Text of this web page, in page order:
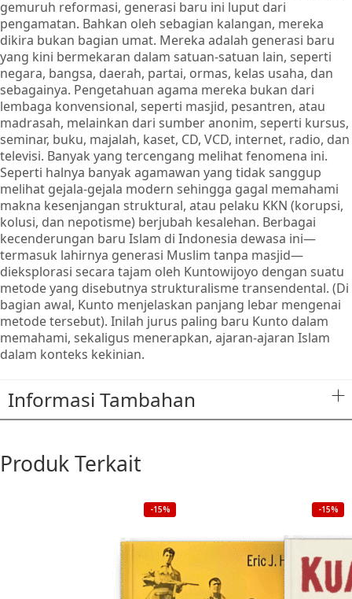
gemuruh reformasi, generasi baru ini luput dari
pengamatan. Bahkan oleh sebagian kalangan, mereka
dikira bukan bagian umat. Mereka adalah generasi baru
yang kini bermekaran dalam satuan-satuan lain, seperti
negara, bangsa, daerah, partai, ormas, kelas usaha, dan
sebagainya. Pengetahuan agama mereka bukan dari
lembaga konvensional, seperti masjid, pesantren, atau
madrasah, melainkan dari sumber anonim, seperti kursus,
seminar, buku, majalah, kaset, CD, VCD, internet, radio, dan
televisi. Banyak yang tercengang melihat fenomena ini.
Seperti halnya banyak agamawan yang tidak sanggup
melihat gejala-gejala modern sehingga gagal memahami
makna kesenjangan struktural, atau pelaku KKN (korupsi,
kolusi, dan nepotisme) berjubah kesalehan. Berbagai
kecenderungan baru Islam di Indonesia dewasa ini—
termasuk lahirnya generasi Muslim tanpa masjid—
dieksplorasi secara tajam oleh Kuntowijoyo dengan suatu
metode yang disebutnya strukturalisme transendental. (Di
bagian awal, Kunto menjelaskan panjang lebar mengenai
metode tersebut). Inilah jurus paling baru Kunto dalam
memahami, sekaligus menerapkan, ajaran-ajaran Islam
dalam konteks kekinian.
Informasi Tambahan
Produk Terkait
-15% -15%